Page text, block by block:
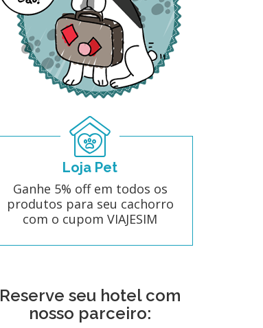
Loja Pet
Ganhe 5% off em todos os
produtos para seu cachorro
com o cupom VIAJESIM
Reserve seu hotel com
nosso parceiro: